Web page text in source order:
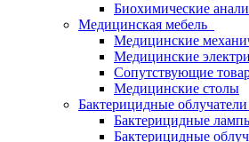
Биохимические
Медицинская мебель
Медицинские
Медицинские
Сопутствующие
Медицинские столы
Бактерицидные облучатели
Бактерицидные
Бактерицидные